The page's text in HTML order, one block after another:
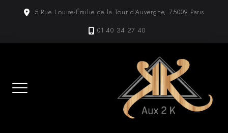
5 Rue Louise-Émilie de la Tour d'Auvergne, 75009 Paris
01 40 34 27 40